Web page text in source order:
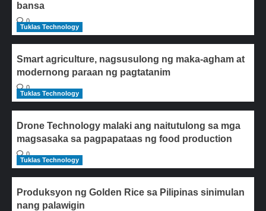
bansa
0
Tuklas Technology
Smart agriculture, nagsusulong ng maka-agham at
modernong paraan ng pagtatanim
0
Tuklas Technology
Drone Technology malaki ang naitutulong sa mga
magsasaka sa pagpapataas ng food production
0
Tuklas Technology
Produksyon ng Golden Rice sa Pilipinas sinimulan
nang palawigin